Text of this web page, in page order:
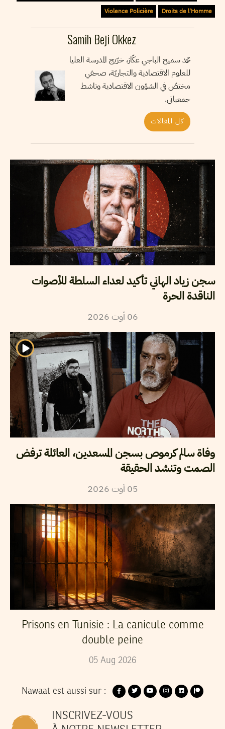
Droits de l'Homme
Violence Policière
Samih Beji Okkez
محمد سميح الباجي عكّاز، خرّيج المدرسة العليا
للعلوم الاقتصادية والتجاريّة، صحفي
مختصّ في الشؤون الاقتصادية وناشط
جمعياتي.
كل المقالات
سجن زياد الهاني تأكيد لعداء السلطة للأصوات
الناقدة الحرة
06 أوت2026
وفاة سالم كرموص بسجن المسعدين، العائلة ترفض
الصمت وتنشد الحقيقة
05 أوت2026
Prisons en Tunisie : La canicule comme
double peine
05 Aug 2026
Nawaat est aussi sur :
INSCRIVEZ-VOUS